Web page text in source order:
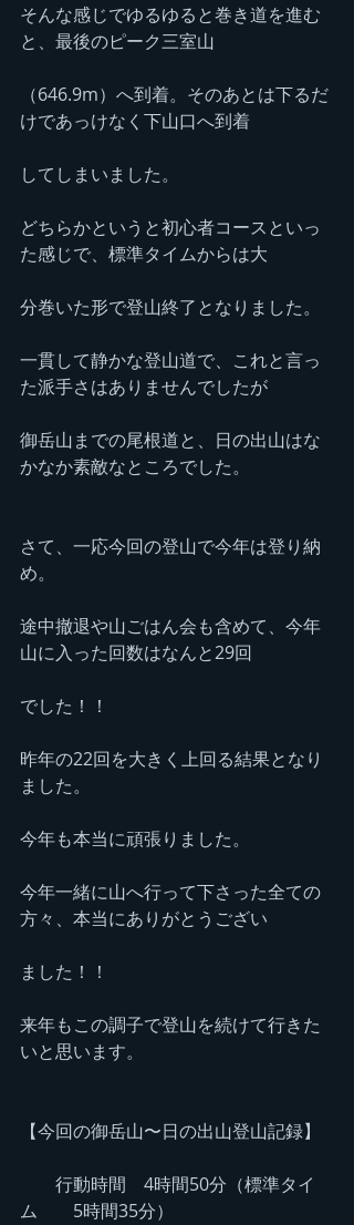
そんな感じでゆるゆると巻き道を進む
と、最後のピーク三室山
（646.9m）へ到着。そのあとは下るだ
けであっけなく下山口へ到着
してしまいました。
どちらかというと初心者コースといっ
た感じで、標準タイムからは大
分巻いた形で登山終了となりました。
一貫して静かな登山道で、これと言っ
た派手さはありませんでしたが
御岳山までの尾根道と、日の出山はな
かなか素敵なところでした。
さて、一応今回の登山で今年は登り納
め。
途中撤退や山ごはん会も含めて、今年
山に入った回数はなんと29回
でした！！
昨年の22回を大きく上回る結果となり
ました。
今年も本当に頑張りました。
今年一緒に山へ行って下さった全ての
方々、本当にありがとうござい
ました！！
来年もこの調子で登山を続けて行きた
いと思います。
【今回の御岳山〜日の出山登山記録】
行動時間　4時間50分（標準タイ
ム　　5時間35分）